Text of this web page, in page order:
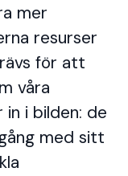
mer
resurser
för att
våra
in i bilden: de
med sitt